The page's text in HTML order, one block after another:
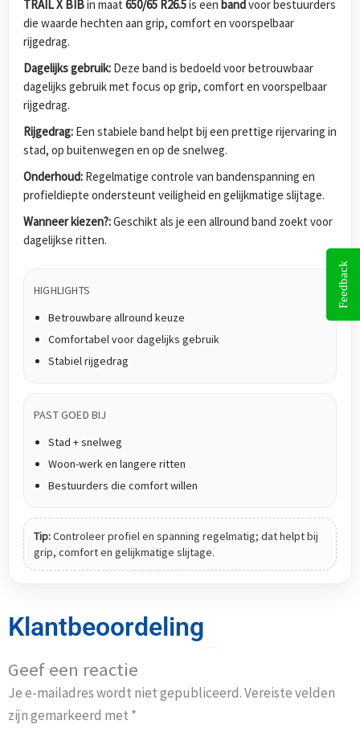
TRAIL X BIBin maat 650/65 R26.5is een band voor bestuurders
die waarde hechten aan grip, comfort en voorspelbaar
rijgedrag.
Dagelijks gebruik: Deze band is bedoeld voor betrouwbaar
dagelijks gebruik met focus op grip, comfort en voorspelbaar
rijgedrag.
Rijgedrag: Een stabiele band helpt bij een prettige rijervaring in
stad, op buitenwegen en op de snelweg.
Onderhoud: Regelmatige controle van bandenspanning en
profieldiepte ondersteunt veiligheid en gelijkmatige slijtage.
Wanneer kiezen?:Geschikt als je een allround band zoekt voor
dagelijkse ritten.
HIGHLIGHTS
Betrouwbare allround keuze
Comfortabel voor dagelijks gebruik
Stabiel rijgedrag
PAST GOED BIJ
Stad + snelweg
Woon-werk en langere ritten
Bestuurders die comfort willen
Tip:Controleer profiel en spanning regelmatig; dat helpt bij
grip, comfort en gelijkmatige slijtage.
Klantbeoordeling
Geef een reactie
Je e-mailadres wordt niet gepubliceerd.Vereiste velden
zijn gemarkeerd met *
Feedback